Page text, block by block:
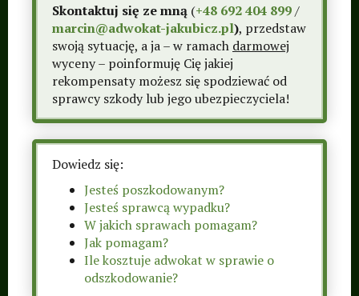
Skontaktuj się ze mną (+48 692 404 899/
marcin@adwokat-jakubicz.pl), przedstaw
swoją sytuację, a ja – w ramach darmowej
wyceny – poinformuję Cię jakiej
rekompensaty możesz się spodziewać od
sprawcy szkody lub jego ubezpieczyciela!
Dowiedz się:
Jesteś poszkodowanym?
Jesteś sprawcą wypadku?
W jakich sprawach pomagam?
Jak pomagam?
Ile kosztuje adwokat w sprawie o
odszkodowanie?